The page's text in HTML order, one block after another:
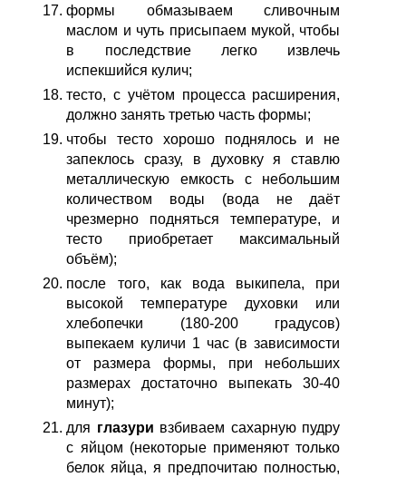
формы обмазываем сливочным
маслом и чуть присыпаем мукой, чтобы
в последствие легко извлечь
испекшийся кулич;
тесто, с учётом процесса расширения,
должно занять третью часть формы;
чтобы тесто хорошо поднялось и не
запеклось сразу, в духовку я ставлю
металлическую емкость с небольшим
количеством воды (вода не даёт
чрезмерно подняться температуре, и
тесто приобретает максимальный
объём);
после того, как вода выкипела, при
высокой температуре духовки или
хлебопечки (180-200 градусов)
выпекаем куличи 1 час (в зависимости
от размера формы, при небольших
размерах достаточно выпекать 30-40
минут);
для глазури взбиваем сахарную пудру
с яйцом (некоторые применяют только
белок яйца, я предпочитаю полностью,